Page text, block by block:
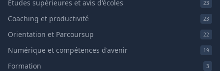
Études supérieures et avis d'écoles 23
Coaching et productivité 23
Orientation et Parcoursup 22
Numérique et compétences d'avenir 19
Formation 3